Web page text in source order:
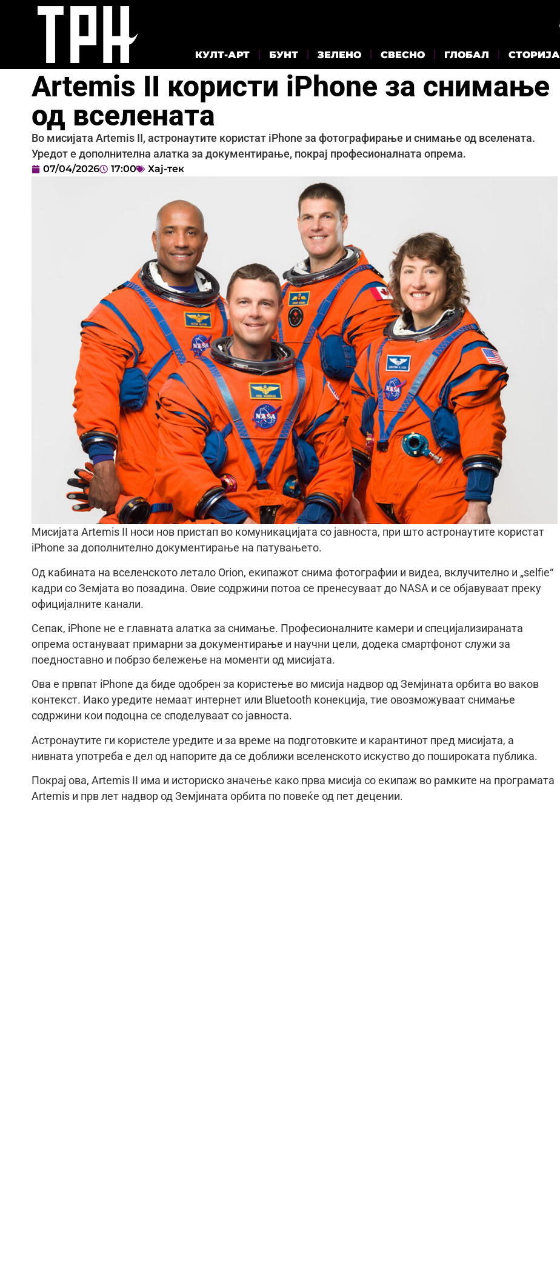
КУЛТ-АРТ БУНТ ЗЕЛЕНО СВЕСНО ГЛОБАЛ СТОРИЈА
Artemis II користи iPhone за снимање
од вселената
Во мисијата Artemis II, астронаутите користат iPhone за фотографирање и снимање од вселената.
Уредот е дополнителна алатка за документирање, покрај професионалната опрема.
07/04/2026 17:00 Хај-тек
Мисијата Artemis II носи нов пристап во комуникацијата со јавноста, при што астронаутите користат
iPhone за дополнително документирање на патувањето.
Од кабината на вселенското летало Orion, екипажот снима фотографии и видеа, вклучително и „selfie“
кадри со Земјата во позадина. Овие содржини потоа се пренесуваат до NASA и се објавуваат преку
официјалните канали.
Сепак, iPhone не е главната алатка за снимање. Професионалните камери и специјализираната
опрема остануваат примарни за документирање и научни цели, додека смартфонот служи за
поедноставно и побрзо бележење на моменти од мисијата.
Ова е првпат iPhone да биде одобрен за користење во мисија надвор од Земјината орбита во ваков
контекст. Иако уредите немаат интернет или Bluetooth конекција, тие овозможуваат снимање
содржини кои подоцна се споделуваат со јавноста.
Астронаутите ги користеле уредите и за време на подготовките и карантинот пред мисијата, а
нивната употреба е дел од напорите да се доближи вселенското искуство до пошироката публика.
Покрај ова, Artemis II има и историско значење како прва мисија со екипаж во рамките на програмата
Artemis и прв лет надвор од Земјината орбита по повеќе од пет децении.